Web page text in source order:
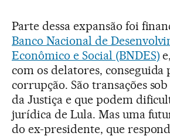
Parte dessa expansão foi
Banco Nacional de
Econômico e Social (BNDES)
com os delatores, conseguida
corrupção. São transações
da Justiça e que podem
jurídica de Lula. Mas uma
do ex-presidente, que